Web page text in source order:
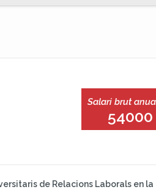
Salari brut
54000
de Relacions Laborals en la